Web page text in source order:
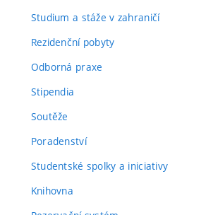
Studium a stáže v zahraničí
Rezidenční pobyty
Odborná praxe
Stipendia
Soutěže
Poradenství
Studentské spolky a iniciativy
Knihovna